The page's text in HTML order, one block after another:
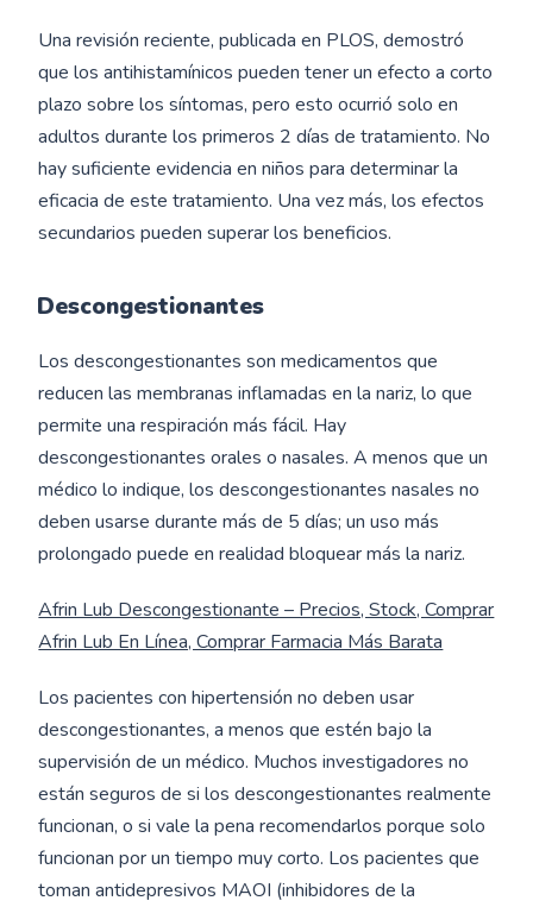
Una revisión reciente, publicada en PLOS, demostró
que los antihistamínicos pueden tener un efecto a corto
plazo sobre los síntomas, pero esto ocurrió solo en
adultos durante los primeros 2 días de tratamiento. No
hay suficiente evidencia en niños para determinar la
eficacia de este tratamiento. Una vez más, los efectos
secundarios pueden superar los beneficios.
Descongestionantes
Los descongestionantes son medicamentos que
reducen las membranas inflamadas en la nariz, lo que
permite una respiración más fácil. Hay
descongestionantes orales o nasales. A menos que un
médico lo indique, los descongestionantes nasales no
deben usarse durante más de 5 días; un uso más
prolongado puede en realidad bloquear más la nariz.
Afrin Lub Descongestionante – Precios, Stock, Comprar
Afrin Lub En Línea, Comprar Farmacia Más Barata
Los pacientes con hipertensión no deben usar
descongestionantes, a menos que estén bajo la
supervisión de un médico. Muchos investigadores no
están seguros de si los descongestionantes realmente
funcionan, o si vale la pena recomendarlos porque solo
funcionan por un tiempo muy corto. Los pacientes que
toman antidepresivos MAOI (inhibidores de la